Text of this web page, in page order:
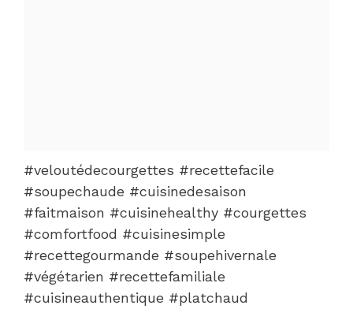
#veloutédecourgettes #recettefacile
#soupechaude #cuisinedesaison
#faitmaison #cuisinehealthy #courgettes
#comfortfood #cuisinesimple
#recettegourmande #soupehivernale
#végétarien #recettefamiliale
#cuisineauthentique #platchaud